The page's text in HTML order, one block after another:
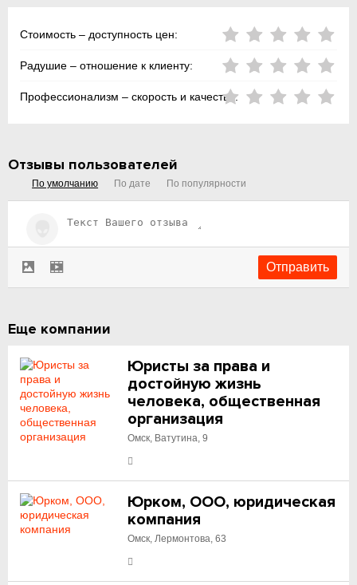
Стоимость – доступность цен:
Радушие – отношение к клиенту:
Профессионализм – скорость и качество:
Отзывы пользователей
По умолчанию По дате По популярности
Еще компании
Юристы за права и
достойную жизнь
человека, общественная
организация
Омск, Ватутина, 9
Юрком, ООО, юридическая
компания
Омск, Лермонтова, 63